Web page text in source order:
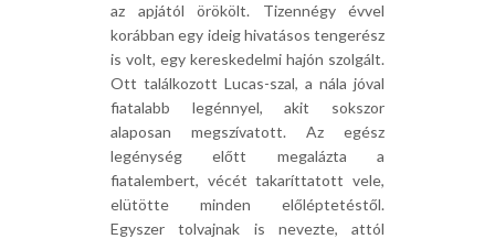
az apjától örökölt. Tizennégy évvel
korábban egy ideig hivatásos tengerész
is volt, egy kereskedelmi hajón szolgált.
Ott találkozott Lucas-szal, a nála jóval
fiatalabb legénnyel, akit sokszor
alaposan megszívatott. Az egész
legénység előtt megalázta a
fiatalembert, vécét takaríttatott vele,
elütötte minden előléptetéstől.
Egyszer tolvajnak is nevezte, attól